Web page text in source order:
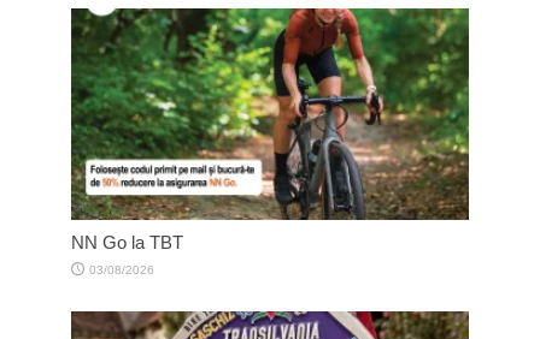
NN Go la TBT
03/08/2026